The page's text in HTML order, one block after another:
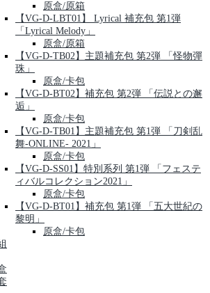
原盒/原箱
【VG-D-LBT01】 Lyrical 補充包 第1弾
「Lyrical Melody」
原盒/原箱
【VG-D-TB02】主題補充包 第2弾 「怪物彈
珠」
原盒/卡包
【VG-D-BT02】補充包 第2弾 「伝説との邂
逅」
原盒/卡包
【VG-D-TB01】主題補充包 第1弾 「刀剣乱
舞-ONLINE- 2021」
原盒/卡包
【VG-D-SS01】特別系列 第1弾 「フェステ
ィバルコレクション2021」
原盒/卡包
【VG-D-BT01】補充包 第1弾 「五大世紀の
黎明」
原盒/卡包